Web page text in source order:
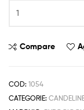
Colore
Colori
quantità
Compare
COD: 1054
CATEGORIE: